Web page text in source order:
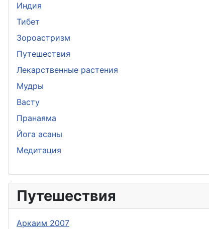
Индия
Тибет
Зороастризм
Путешествия
Лекарственные растения
Мудры
Васту
Пранаяма
Йога асаны
Медитация
Путешествия
Аркаим 2007